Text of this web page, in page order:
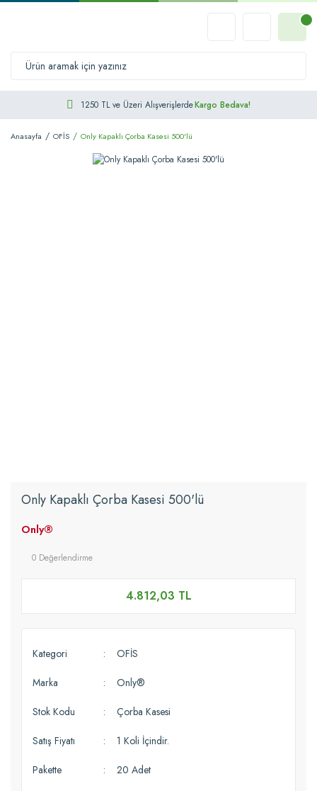
1250 TL ve Üzeri AlışverişlerdeKargo Bedava!
Anasayfa OFİS Only Kapaklı Çorba Kasesi 500'lü
Only Kapaklı Çorba Kasesi 500'lü
Only®
0 Değerlendirme
4.812,03 TL
Kategori OFİS
Marka Only®
Stok Kodu Çorba Kasesi
Satış Fiyatı 1 Koli İçindir.
Pakette 20 Adet